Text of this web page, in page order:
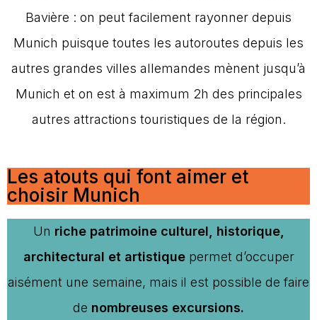
Bavière : on peut facilement rayonner depuis
Munich puisque toutes les autoroutes depuis les
autres grandes villes allemandes mènent jusqu’à
Munich et on est à maximum 2h des principales
autres attractions touristiques de la région.
Les atouts qui font aimer et
choisir Munich
Un riche patrimoine culturel, historique,
architectural et artistique permet d’occuper
aisément une semaine, mais il est possible de faire
de nombreuses excursions.